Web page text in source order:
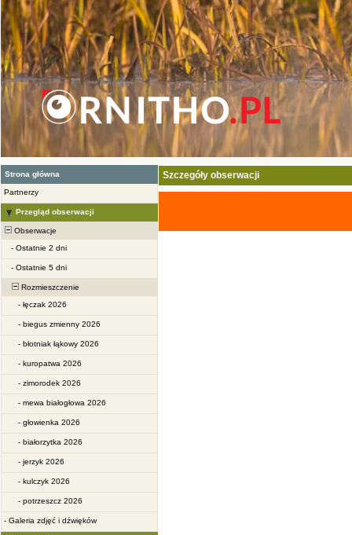
Strona główna
Partnerzy
Przegląd obserwacji
Obserwacje
- Ostatnie 2 dni
- Ostatnie 5 dni
Rozmieszczenie
- łęczak 2026
- biegus zmienny 2026
- błotniak łąkowy 2026
- kuropatwa 2026
- zimorodek 2026
- mewa białogłowa 2026
- głowienka 2026
- białorzytka 2026
- jerzyk 2026
- kulczyk 2026
- potrzeszcz 2026
- Galeria zdjęć i dźwięków
Szczegóły obserwacji